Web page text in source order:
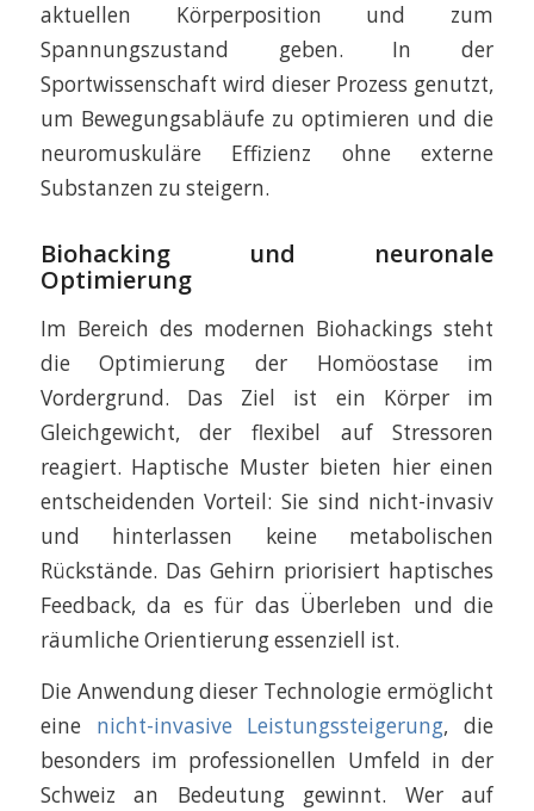
aktuellen Körperposition und zum
Spannungszustand geben. In der
Sportwissenschaft wird dieser Prozess genutzt,
um Bewegungsabläufe zu optimieren und die
neuromuskuläre Effizienz ohne externe
Substanzen zu steigern.
Biohacking und neuronale
Optimierung
Im Bereich des modernen Biohackings steht
die Optimierung der Homöostase im
Vordergrund. Das Ziel ist ein Körper im
Gleichgewicht, der flexibel auf Stressoren
reagiert. Haptische Muster bieten hier einen
entscheidenden Vorteil: Sie sind nicht-invasiv
und hinterlassen keine metabolischen
Rückstände. Das Gehirn priorisiert haptisches
Feedback, da es für das Überleben und die
räumliche Orientierung essenziell ist.
Die Anwendung dieser Technologie ermöglicht
eine nicht-invasive Leistungssteigerung, die
besonders im professionellen Umfeld in der
Schweiz an Bedeutung gewinnt. Wer auf